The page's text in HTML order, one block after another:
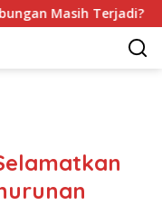
Terjadi?